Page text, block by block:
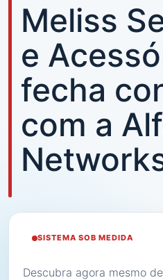
Meliss
e
fecha
com a
SISTEMA SOB MEDIDA
Descubra agora mesmo